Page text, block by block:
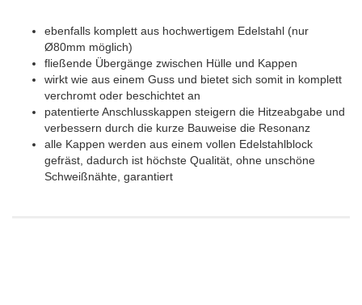
ebenfalls komplett aus hochwertigem Edelstahl (nur
Ø80mm möglich)
fließende Übergänge zwischen Hülle und Kappen
wirkt wie aus einem Guss und bietet sich somit in komplett
verchromt oder beschichtet an
patentierte Anschlusskappen steigern die Hitzeabgabe und
verbessern durch die kurze Bauweise die Resonanz
alle Kappen werden aus einem vollen Edelstahlblock
gefräst, dadurch ist höchste Qualität, ohne unschöne
Schweißnähte, garantiert